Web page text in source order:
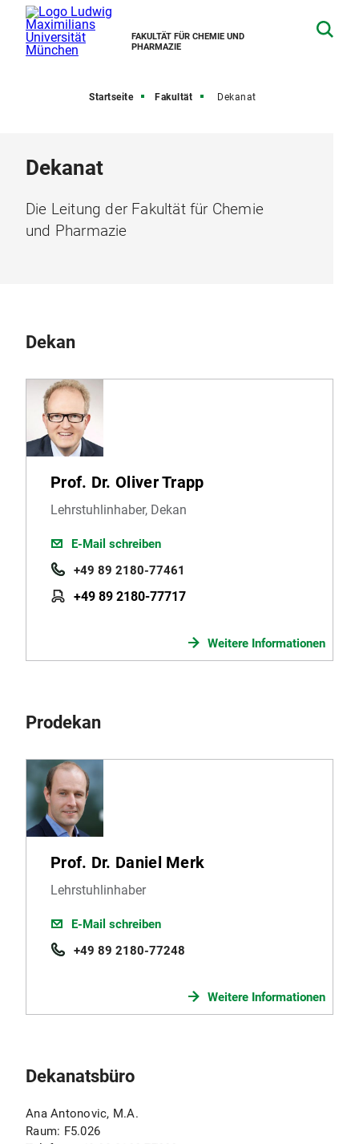
FAKULTÄT FÜR CHEMIE UND
PHARMAZIE
Startseite Fakultät Dekanat
Dekanat
Die Leitung der Fakultät für Chemie
und Pharmazie
Dekan
Prof. Dr. Oliver Trapp
Lehrstuhlinhaber, Dekan
E-Mail schreiben
+49 89 2180-77461
+49 89 2180-77717
Weitere Informationen
Prodekan
Prof. Dr. Daniel Merk
Lehrstuhlinhaber
E-Mail schreiben
+49 89 2180-77248
Weitere Informationen
Dekanatsbüro
Ana Antonovic, M.A.
Raum: F5.026